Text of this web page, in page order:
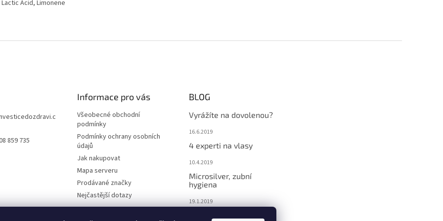
Acid, Limonene
859 735
Informace pro vás
Všeobecné obchodní
podmínky
Podmínky ochrany osobních
údajů
Jak nakupovat
Mapa serveru
Prodávané značky
Nejčastější dotazy
BLOG
Vyrážíte na dovolenou?
16.6.2019
4 experti na vlasy
10.4.2019
Microsilver, zubní
hygiena
19.1.2019